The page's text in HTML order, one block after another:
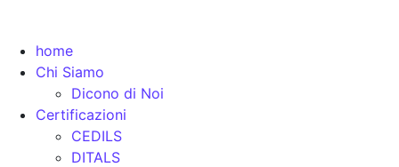
home
Chi Siamo
Dicono di Noi
Certificazioni
CEDILS
DITALS